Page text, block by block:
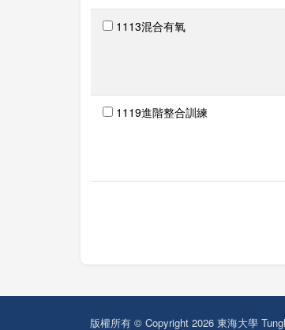
1113混合有氧
1119進階整合訓練
版權所有 © Copyright 2026 東海大學